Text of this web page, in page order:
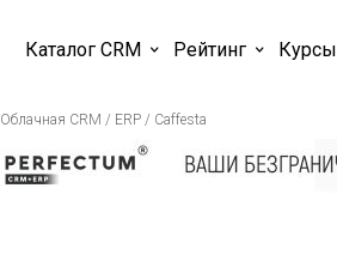
Каталог CRM Рейтинг Курсы
Облачная CRM / ERP / Caffesta